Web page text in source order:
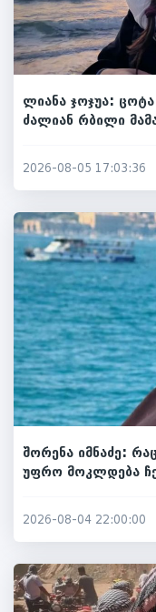
ლიანა ჯოჯუა: ცოტა
ძალიან რბილი
2026-08-05 17:03:36
შორენა იმნაძე:
უფრო მოკლდება
2026-08-04 22:00:00